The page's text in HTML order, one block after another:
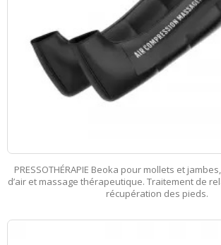
PRESSOTHÉRAPIE Beoka pour mollets et
d’air et massage thérapeutique. Traitement de
récupération des pieds.